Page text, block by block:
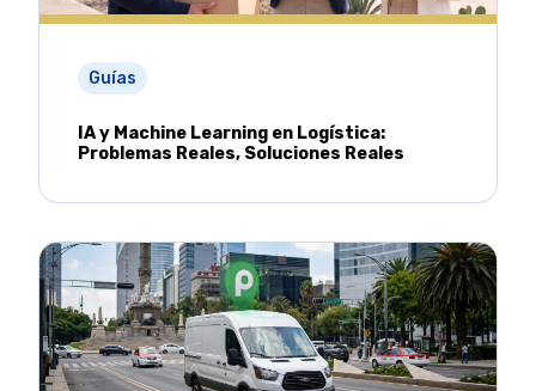
Guías
IA y Machine Learning en Logística:
Problemas Reales, Soluciones Reales